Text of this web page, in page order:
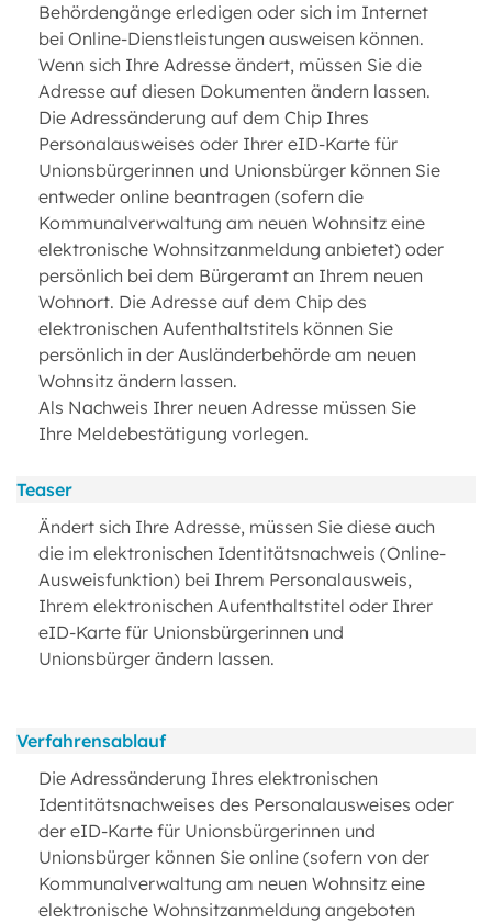
Behördengänge erledigen oder sich im Internet
bei Online-Dienstleistungen ausweisen können.
Wenn sich Ihre Adresse ändert, müssen Sie die
Adresse auf diesen Dokumenten ändern lassen.
Die Adressänderung auf dem Chip Ihres
Personalausweises oder Ihrer eID-Karte für
Unionsbürgerinnen und Unionsbürger können Sie
entweder online beantragen (sofern die
Kommunalverwaltung am neuen Wohnsitz eine
elektronische Wohnsitzanmeldung anbietet) oder
persönlich bei dem Bürgeramt an Ihrem neuen
Wohnort. Die Adresse auf dem Chip des
elektronischen Aufenthaltstitels können Sie
persönlich in der Ausländerbehörde am neuen
Wohnsitz ändern lassen.
Als Nachweis Ihrer neuen Adresse müssen Sie
Ihre Meldebestätigung vorlegen.
Teaser
Ändert sich Ihre Adresse, müssen Sie diese auch
die im elektronischen Identitätsnachweis (Online-
Ausweisfunktion) bei Ihrem Personalausweis,
Ihrem elektronischen Aufenthaltstitel oder Ihrer
eID-Karte für Unionsbürgerinnen und
Unionsbürger ändern lassen.
Verfahrensablauf
Die Adressänderung Ihres elektronischen
Identitätsnachweises des Personalausweises oder
der eID-Karte für Unionsbürgerinnen und
Unionsbürger können Sie online (sofern von der
Kommunalverwaltung am neuen Wohnsitz eine
elektronische Wohnsitzanmeldung angeboten